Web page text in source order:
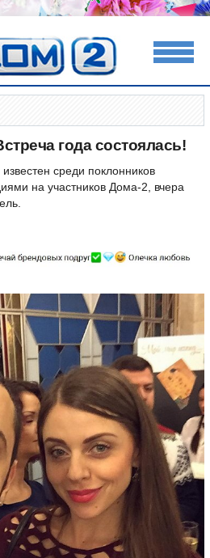
года состоялась!
среди поклонников
на участников Дома-2, вчера